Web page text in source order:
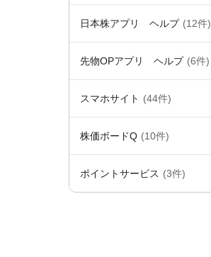
日本株アプリ ヘルプ (12件)
先物OPアプリ ヘルプ (6件)
スマホサイト (44件)
株価ボードQ (10件)
ポイントサービス (3件)